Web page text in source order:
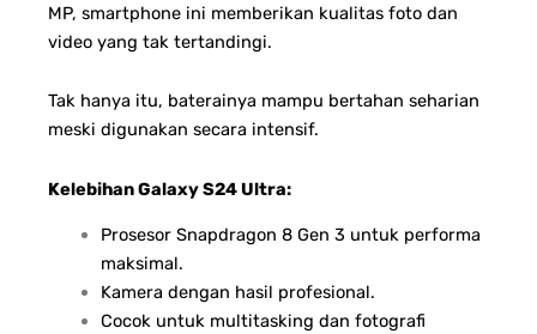
MP, smartphone ini memberikan kualitas foto dan
video yang tak tertandingi.
Tak hanya itu, baterainya mampu bertahan seharian
meski digunakan secara intensif.
Kelebihan Galaxy S24 Ultra:
Prosesor Snapdragon 8 Gen 3 untuk performa
maksimal.
Kamera dengan hasil profesional.
Cocok untuk multitasking dan fotografi